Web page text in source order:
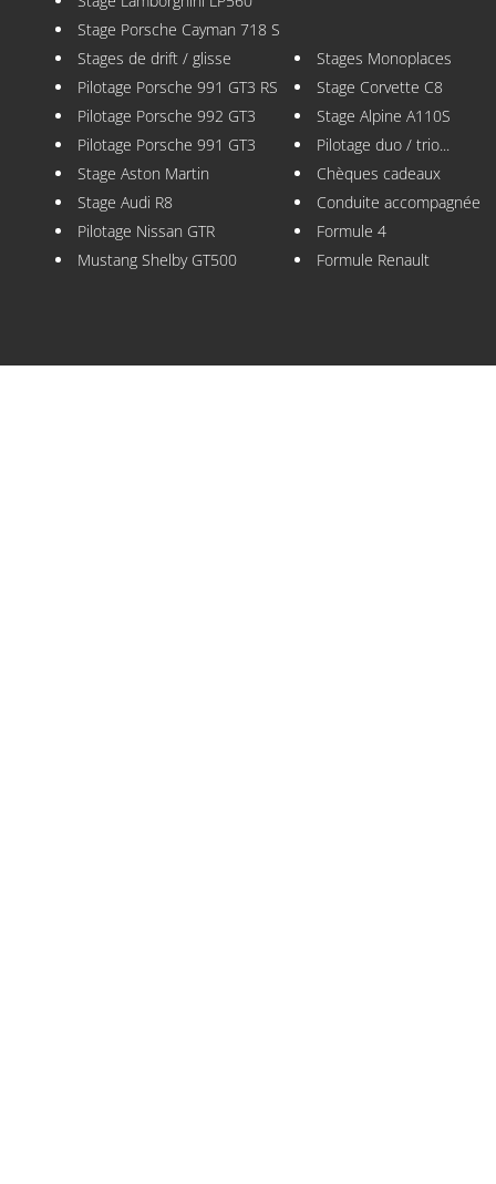
Stage Porsche Cayman 718 S
Stages de drift / glisse
Pilotage Porsche 991 GT3 RS
Pilotage Porsche 992 GT3
Pilotage Porsche 991 GT3
Stage Aston Martin
Stage Audi R8
Pilotage Nissan GTR
Mustang Shelby GT500
Stages Monoplaces
Stage Corvette C8
Stage Alpine A110S
Pilotage duo / trio...
Chèques cadeaux
Conduite accompagnée
Formule 4
Formule Renault